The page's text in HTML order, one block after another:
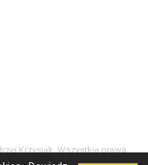
Krzysiak. Wszystkie prawa